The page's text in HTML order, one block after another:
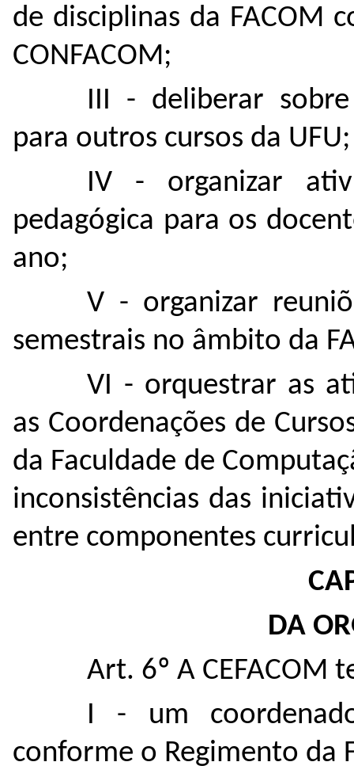
de disciplinas da FACOM
CONFACOM;
III - deliberar
para outros cursos da
IV - organizar
pedagógica para os
ano;
V - organizar
semestrais no âmbito da
VI - orquestrar as
as Coordenações de
da Faculdade de
inconsistências das
entre componentes
DA
Art. 6º A CEFACOM
I - um
conforme o Regimento da